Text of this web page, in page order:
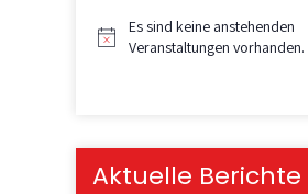
H
i
s
Es sind keine anstehenden
Veranstaltungen vorhanden.
Aktuelle Berichte